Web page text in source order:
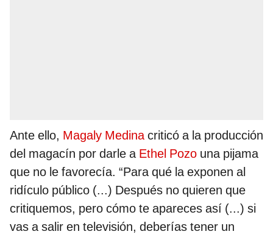
Ante ello, Magaly Medinacriticó a la producción
del magacín por darle aEthel Pozo una pijama
que no le favorecía. “Para qué la exponen al
ridículo público (...) Después no quieren que
critiquemos, pero cómo te apareces así (...) si
vas a salir en televisión, deberías tener un